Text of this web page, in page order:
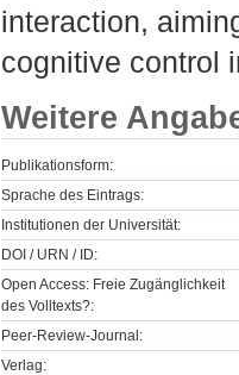
interaction,
cognitive control
Weitere
Publikationsform:
Sprache des Eintrags:
Institutionen der Universität:
DOI / URN / ID:
Open Access: Freie Zugänglichkeit
des Volltexts?:
Peer-Review-Journal:
Verlag: